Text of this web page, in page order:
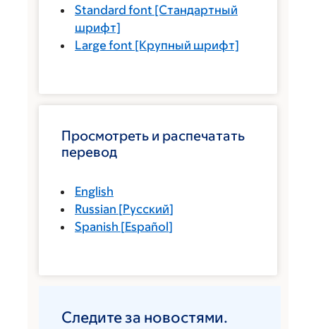
Standard font [Стандартный
шрифт]
Large font [Крупный шрифт]
Просмотреть и распечатать
перевод
English
Russian [Русский]
Spanish [Español]
Следите за новостями.